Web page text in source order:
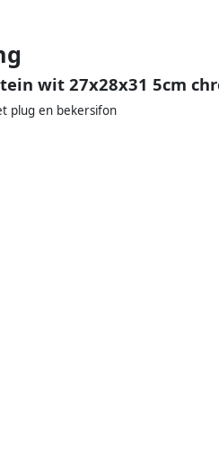
wit 27x28x31 5cm
plug en bekersifon